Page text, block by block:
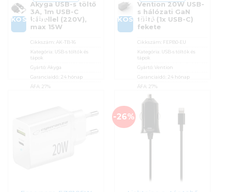
KOSÁRBA
Akyga USB-s töltő
3A, 1m USB-C
kábellel (220V),
max 15W
Cikkszám: AK-TB-16
Kategória: USB-s töltők és
tápok
Gyártó: Akyga
Garanciaidő: 24 hónap
ÁFA: 27%
KOSÁRBA
Vention 20W USB-
s hálózati GaN
töltő (1x USB-C)
fekete
Cikkszám: FEPB0-EU
Kategória: USB-s töltők és
tápok
Gyártó: Vention
Garanciaidő: 24 hónap
ÁFA: 27%
Azonosító:
-26%